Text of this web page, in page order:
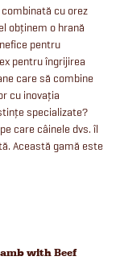
cu orez
obținem o hrană
pentru
pentru îngrijirea
care să combine
cu inovația
specializate?
care câinele dvs. îl
Această gamă este
with Beef